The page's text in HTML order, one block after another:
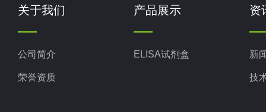
关于我们
公司简介
荣誉资质
产品展示
ELISA试剂盒
资
新
技